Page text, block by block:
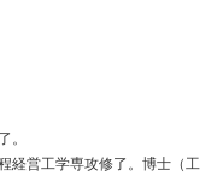
。
経営工学専攻修了。博士（工